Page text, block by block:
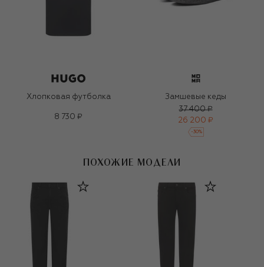
Хлопковая футболка
8 730 ₽
Замшевые кеды
37 400 ₽
26 200 ₽
-30%
ПОХОЖИЕ МОДЕЛИ